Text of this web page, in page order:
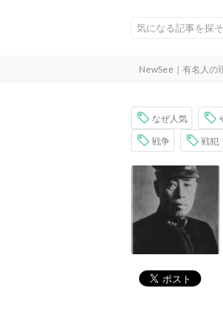
NewSee｜有名人の
なぜ人気
戦争 戦犯